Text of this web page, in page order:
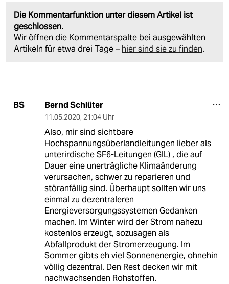
Die Kommentarfunktion unter diesem Artikel ist
geschlossen.
Wir öffnen die Kommentarspalte bei ausgewählten
Artikeln für etwa drei Tage – hier sind sie zu finden.
BS Bernd Schlüter
11.05.2020, 21:04 Uhr
Also, mir sind sichtbare
Hochspannungsüberlandleitungen lieber als
unterirdische SF6-Leitungen (GIL) , die auf
Dauer eine unerträgliche Klimaänderung
verursachen, schwer zu reparieren und
störanfällig sind. Überhaupt sollten wir uns
einmal zu dezentraleren
Energieversorgungssystemen Gedanken
machen. Im Winter wird der Strom nahezu
kostenlos erzeugt, sozusagen als
Abfallprodukt der Stromerzeugung. Im
Sommer gibts eh viel Sonnenenergie, ohnehin
völlig dezentral. Den Rest decken wir mit
nachwachsenden Rohstoffen.